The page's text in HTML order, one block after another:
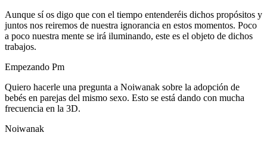
Aunque sí os digo que con el tiempo entenderéis dichos propósitos y
juntos nos reiremos de nuestra ignorancia en estos momentos. Poco
a poco nuestra mente se irá iluminando, este es el objeto de dichos
trabajos.
Empezando Pm
Quiero hacerle una pregunta a Noiwanak sobre la adopción de
bebés en parejas del mismo sexo. Esto se está dando con mucha
frecuencia en la 3D.
Noiwanak